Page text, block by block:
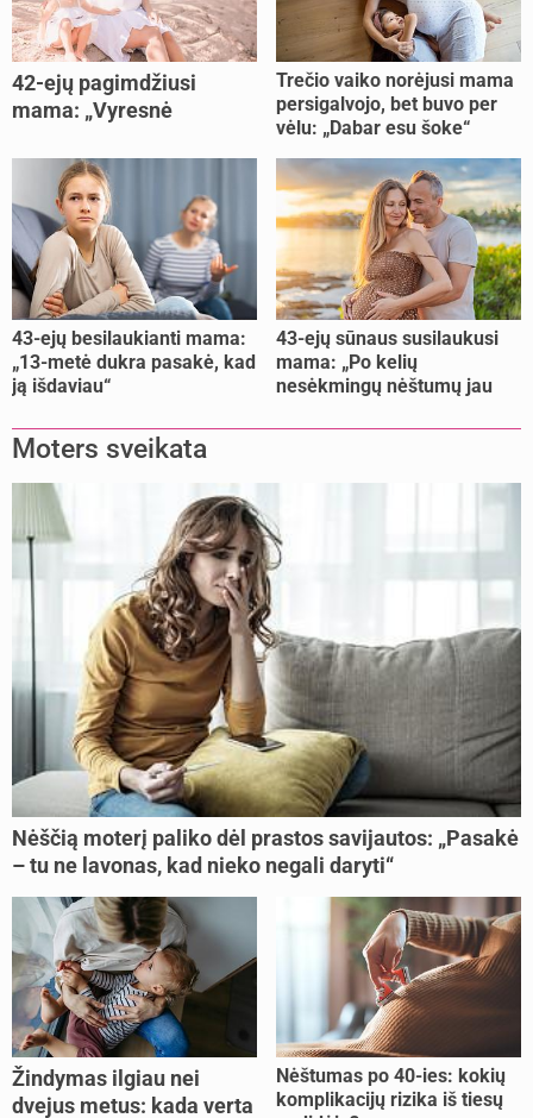
42-ejų pagimdžiusi
mama: „Vyresnė
lengviau“
Trečio vaiko norėjusi mama
persigalvojo, bet buvo per
vėlu: „Dabar esu šoke“
43-ejų besilaukianti mama:
„13-metė dukra pasakė, kad
ją išdaviau“
43-ejų sūnaus susilaukusi
mama: „Po kelių
nesėkmingų nėštumų jau
Moters sveikata
Nėščią moterį paliko dėl prastos savijautos: „Pasakė
– tu ne lavonas, kad nieko negali daryti“
Žindymas ilgiau nei
dvejus metus: kada verta
Nėštumas po 40-ies: kokių
komplikacijų rizika iš tiesų